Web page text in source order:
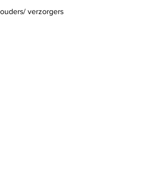
verzorgers